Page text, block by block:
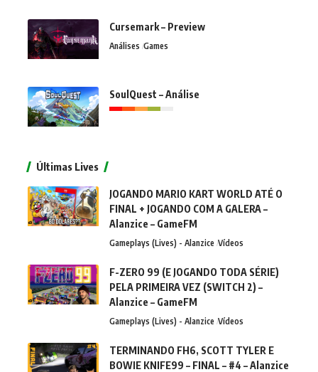
Cursemark – Preview
Análises Games
SoulQuest – Análise
Últimas Lives
JOGANDO MARIO KART WORLD ATÉ O
FINAL + JOGANDO COM A GALERA –
Alanzice – GameFM
Gameplays (Lives) - Alanzice Vídeos
F-ZERO 99 (E JOGANDO TODA SÉRIE)
PELA PRIMEIRA VEZ (SWITCH 2) –
Alanzice – GameFM
Gameplays (Lives) - Alanzice Vídeos
TERMINANDO FH6, SCOTT TYLER E
BOWIE KNIFE99 – FINAL – #4 – Alanzice